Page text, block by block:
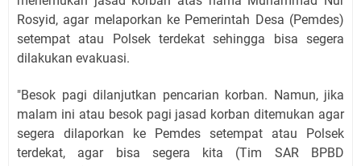
Rosyid, agar melaporkan ke Pemerintah Desa (Pemdes)
setempat atau Polsek terdekat sehingga bisa segera
dilakukan evakuasi.
"Besok pagi dilanjutkan pencarian korban. Namun, jika
malam ini atau besok pagi jasad korban ditemukan agar
segera dilaporkan ke Pemdes setempat atau Polsek
terdekat, agar bisa segera kita (Tim SAR BPBD